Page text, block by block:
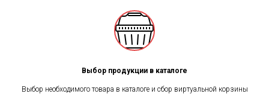
Выбор продукции в каталоге
Выбор необходимого товара в каталоге и сбор виртуальной корзины